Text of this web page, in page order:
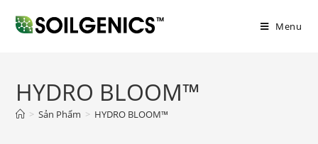
Menu
HYDRO BLOOM™
> Sản Phẩm > HYDRO BLOOM™